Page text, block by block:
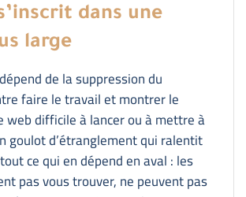
dans une
large
dépend de la suppression du
faire le travail et montrer le
web difficile à lancer ou à mettre à
goulot d’étranglement qui ralentit
ce qui en dépend en aval : les
pas vous trouver, ne peuvent pas